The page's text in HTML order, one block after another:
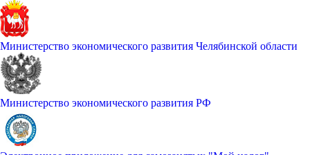
Министерство экономического развития Челябинской области
Министерство экономического развития РФ